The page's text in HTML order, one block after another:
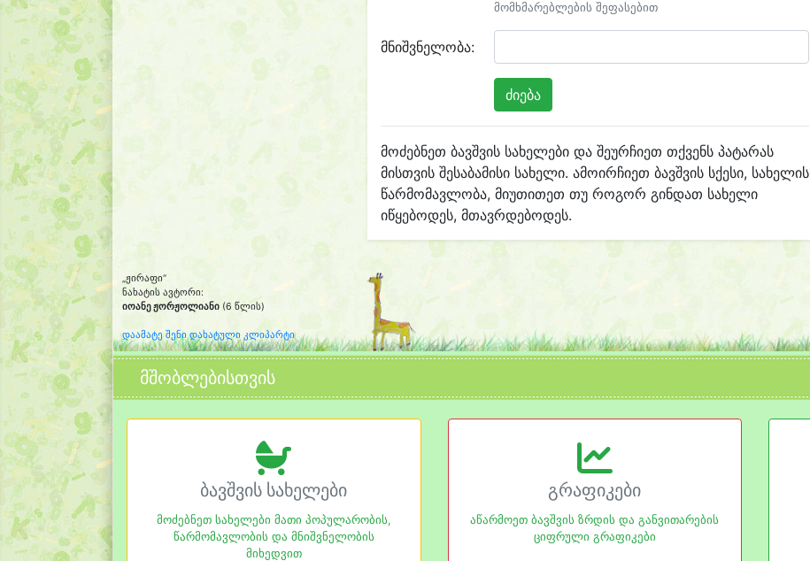
მომხმარებლების შეფასებით
მნიშვნელობა:
მოძებნეთ ბავშვის სახელები და შეურჩიეთ თქვენს პატარას
მისთვის შესაბამისი სახელი. ამოირჩიეთ ბავშვის სქესი, სახელის
წარმომავლობა, მიუთითეთ თუ როგორ გინდათ სახელი
იწყებოდეს, მთავრდებოდეს.
„ჟირაფი“
ნახატის ავტორი:
იოანე ჟორჟოლიანი (6 წლის)
დაამატე შენი დახატული კლიპარტი
მშობლებისთვის
ბავშვის სახელები
მოძებნეთ სახელები მათი პოპულარობის,
წარმომავლობის და მნიშვნელობის
მიხედვით
გრაფიკები
აწარმოეთ ბავშვის ზრდის და განვითარების
ციფრული გრაფიკები